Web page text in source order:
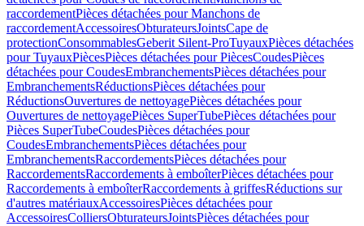
raccordementPièces détachées pour Manchons de
raccordementAccessoiresObturateursJointsCape de
protectionConsommablesGeberit Silent-ProTuyauxPièces détachées
pour TuyauxPiècesPièces détachées pour PiècesCoudesPièces
détachées pour CoudesEmbranchementsPièces détachées pour
EmbranchementsRéductionsPièces détachées pour
RéductionsOuvertures de nettoyagePièces détachées pour
Ouvertures de nettoyagePièces SuperTubePièces détachées pour
Pièces SuperTubeCoudesPièces détachées pour
CoudesEmbranchementsPièces détachées pour
EmbranchementsRaccordementsPièces détachées pour
RaccordementsRaccordements à emboîterPièces détachées pour
Raccordements à emboîterRaccordements à griffesRéductions sur
d'autres matériauxAccessoiresPièces détachées pour
AccessoiresColliersObturateursJointsPièces détachées pour